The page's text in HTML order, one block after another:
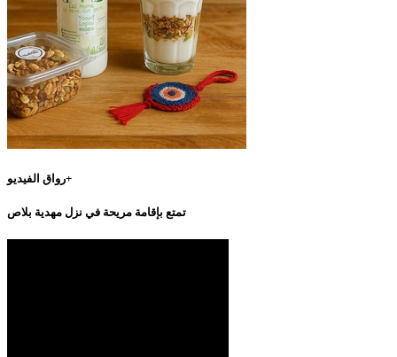
رواق الفيديو+
تمتع بإقامة مريحة في نزل مهدية بلاص